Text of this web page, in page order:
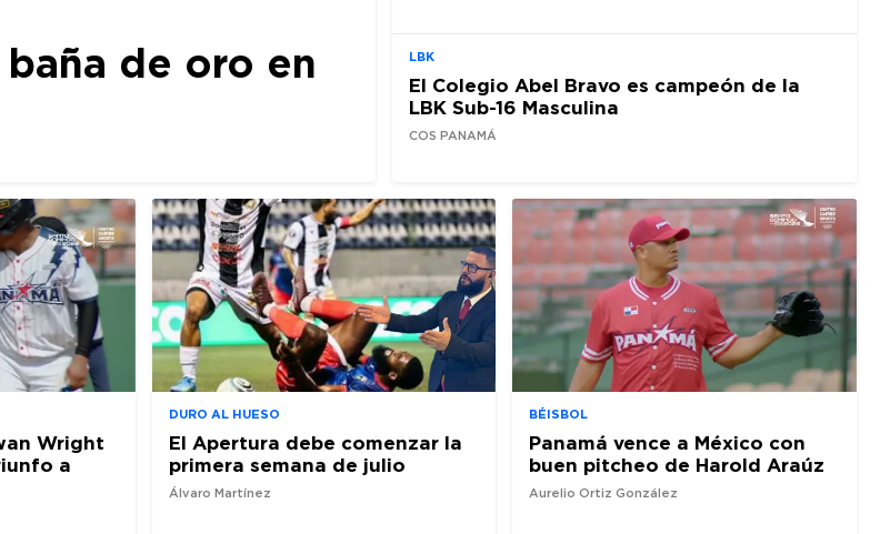
de oro en
LBK
El Colegio Abel Bravo es campeón de la
LBK Sub-16 Masculina
COS PANAMÁ
Wright
a
DURO AL HUESO
El Apertura debe comenzar la
primera semana de julio
Álvaro Martínez
BÉISBOL
Panamá vence a México con
buen pitcheo de Harold Araúz
Aurelio Ortiz González